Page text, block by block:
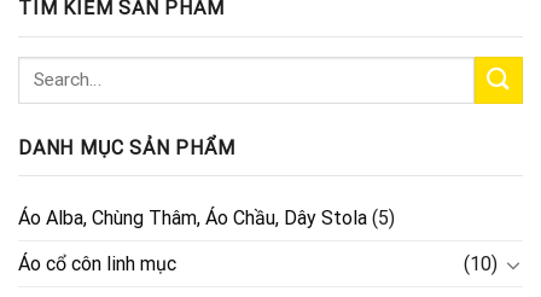
TÌM KIẾM SẢN PHẨM
DANH MỤC SẢN PHẨM
Áo Alba, Chùng Thâm, Áo Chầu, Dây Stola (5)
Áo cổ côn linh mục
(10)